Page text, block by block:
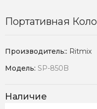
Портативная
Производитель:: Ritmix
Модель: SP-850B
Наличие